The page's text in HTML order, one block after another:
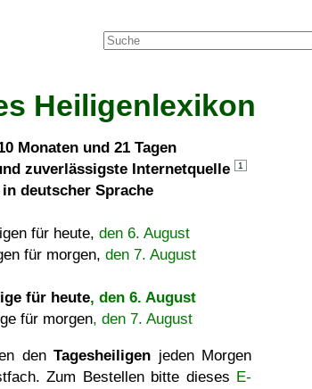
Heiligenlexikon
Monaten und 21 Tagen
zuverlässigste Internetquelle
1
deutscher Sprache
für heute, den 6. August
für morgen, den 7. August
für heute, den 6. August
für morgen, den 7. August
denTagesheiligen jeden Morgen
Zum Bestellen bitte dieses E-